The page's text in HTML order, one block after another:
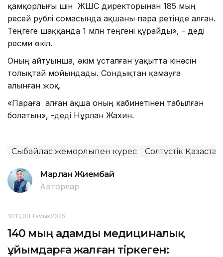
қамқорлығы үшін ЖШС директорынан 185 мың
ресей рублі сомасында ақшаны пара ретінде алған.
Теңгеге шаққанда 1 млн теңгені құрайды», - деді
ресми өкіл.
Оның айтуынша, әкім ұсталған уақытта кінәсін
толықтай мойындады. Сондықтан қамауға
алынған жоқ.
«Параға алған ақша оның кабинетінен табылған
болатын», -деді Нұрлан Жахин.
Сыбайлас жемқорлықпен күрес Солтүстік
Марлан Жиембай
Авторлар
10:11, 03 Тамыз 2026
140 мың адамды медициналық
ұйымдарға жалған тіркеген: